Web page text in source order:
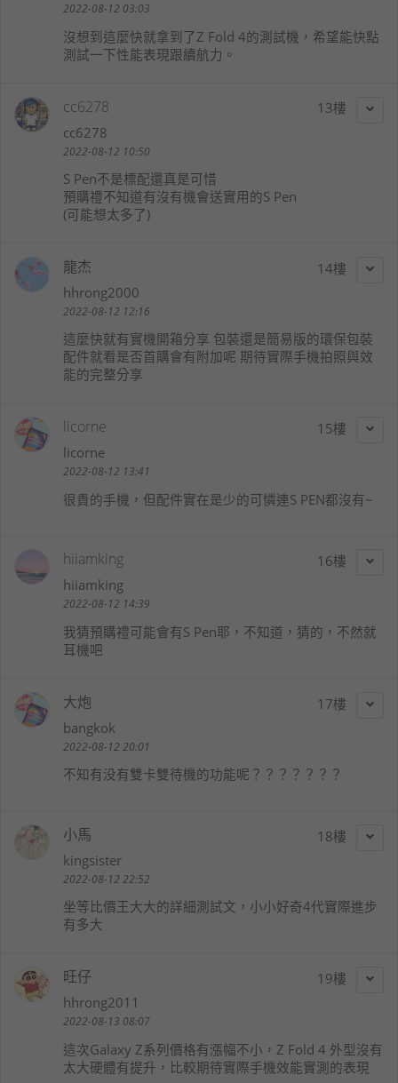
2022-08-12 03:03
沒想到這麼快就拿到了Z Fold 4的測試機，希望能快點
測試一下性能表現跟續航力。
13
cc6278
cc6278
2022-08-12 10:50
S Pen不是標配還真是可惜
預購禮不知道有沒有機會送實用的S Pen
(可能想太多了)
14
龍杰
hhrong2000
2022-08-12 12:16
這麼快就有實機開箱分享 包裝還是簡易版的環保包裝
配件就看是否首購會有附加呢 期待實際手機拍照與效
能的完整分享
15
licorne
licorne
2022-08-12 13:41
很貴的手機，但配件實在是少的可憐連S PEN都沒有~
16
hiiamking
hiiamking
2022-08-12 14:39
我猜預購禮可能會有S Pen耶，不知道，猜的，不然就
耳機吧
17
大炮
bangkok
2022-08-12 20:01
不知有没有雙卡雙待機的功能呢？？？？？？？
18
小馬
kingsister
2022-08-12 22:52
坐等比價王大大的詳細測試文，小小好奇4代實際進步
有多大
19
旺仔
hhrong2011
2022-08-13 08:07
這次Galaxy Z系列價格有漲幅不小，Z Fold 4 外型沒有
太大硬體有提升，比較期待實際手機效能實測的表現